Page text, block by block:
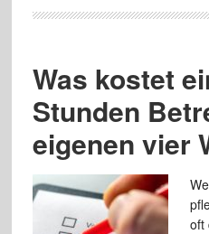
Was kostet
Stunden
eigenen vier
oft